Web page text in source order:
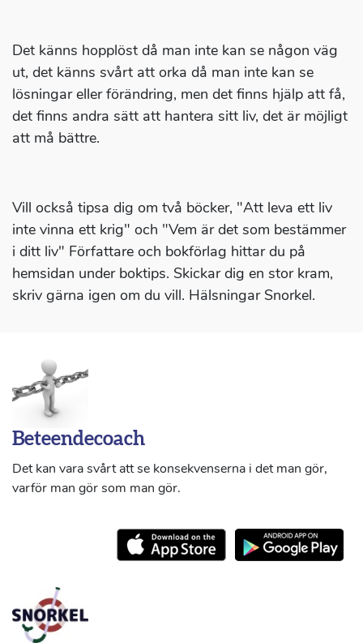
Det känns hopplöst då man inte kan se någon väg
ut, det känns svårt att orka då man inte kan se
lösningar eller förändring, men det finns hjälp att få,
det finns andra sätt att hantera sitt liv, det är möjligt
att må bättre.
Vill också tipsa dig om två böcker, "Att leva ett liv
inte vinna ett krig" och "Vem är det som bestämmer
i ditt liv" Författare och bokförlag hittar du på
hemsidan under boktips. Skickar dig en stor kram,
skriv gärna igen om du vill. Hälsningar Snorkel.
Beteendecoach
Det kan vara svårt att se konsekvenserna i det man gör,
varför man gör som man gör.